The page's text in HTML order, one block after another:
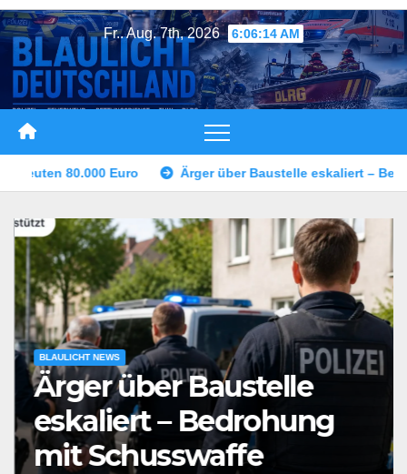
Zum
Inhalt
springen
Fr.. Aug. 7th, 2026 6:06:17 AM
Baustelle eskaliert – Bedrohung mit Schusswaffe
BLAULICHT NEWS
Ärger über Baustelle
eskaliert – Bedrohung
mit Schusswaffe